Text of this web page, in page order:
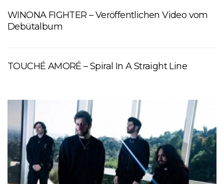
WINONA FIGHTER – Veröffentlichen Video vom
Debütalbum
TOUCHÉ AMORÉ – Spiral In A Straight Line